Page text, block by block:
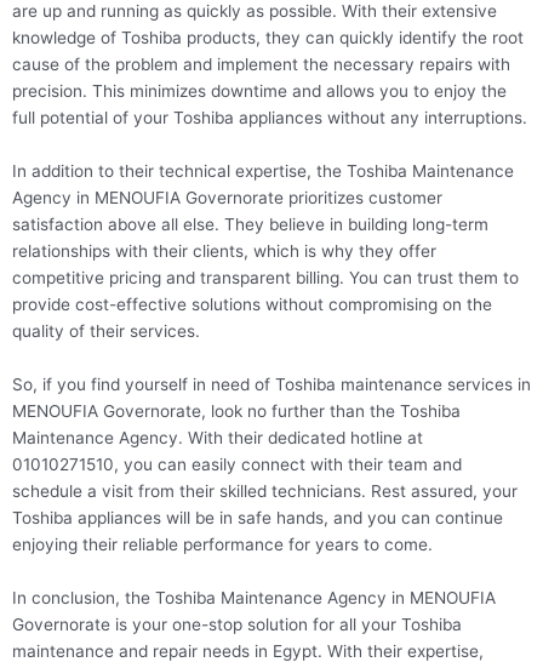
are up and running as quickly as possible. With their extensive
knowledge of Toshiba products, they can quickly identify the root
cause of the problem and implement the necessary repairs with
precision. This minimizes downtime and allows you to enjoy the
full potential of your Toshiba appliances without any interruptions.
In addition to their technical expertise, the Toshiba Maintenance
Agency in MENOUFIA Governorate prioritizes customer
satisfaction above all else. They believe in building long-term
relationships with their clients, which is why they offer
competitive pricing and transparent billing. You can trust them to
provide cost-effective solutions without compromising on the
quality of their services.
So, if you find yourself in need of Toshiba maintenance services in
MENOUFIA Governorate, look no further than the Toshiba
Maintenance Agency. With their dedicated hotline at
01010271510, you can easily connect with their team and
schedule a visit from their skilled technicians. Rest assured, your
Toshiba appliances will be in safe hands, and you can continue
enjoying their reliable performance for years to come.
In conclusion, the Toshiba Maintenance Agency in MENOUFIA
Governorate is your one-stop solution for all your Toshiba
maintenance and repair needs in Egypt. With their expertise,